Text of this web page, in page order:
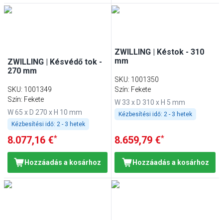
ZWILLING | Késvédő tok -
270 mm
SKU: 1001349
Szín: Fekete
W 65 x D 270 x H 10 mm
Kézbesítési idő: 2 - 3 hetek
8.077,16 €*
Hozzáadás a kosárhoz
ZWILLING | Késtok - 310
mm
SKU: 1001350
Szín: Fekete
W 33 x D 310 x H 5 mm
Kézbesítési idő: 2 - 3 hetek
8.659,79 €*
Hozzáadás a kosárhoz